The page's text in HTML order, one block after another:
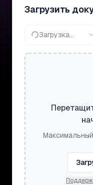
Загрузить
Загрузка...